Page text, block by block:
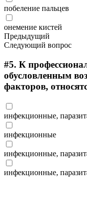
побеление пальцев
онемение кистей
Предыдущий
Следующий вопрос
#5. К
обусловленным
факторов,
инфекционные,
инфекционные
инфекционные,
инфекционные,